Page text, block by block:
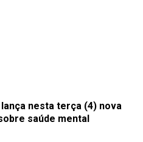
nesta terça (4) nova
saúde mental